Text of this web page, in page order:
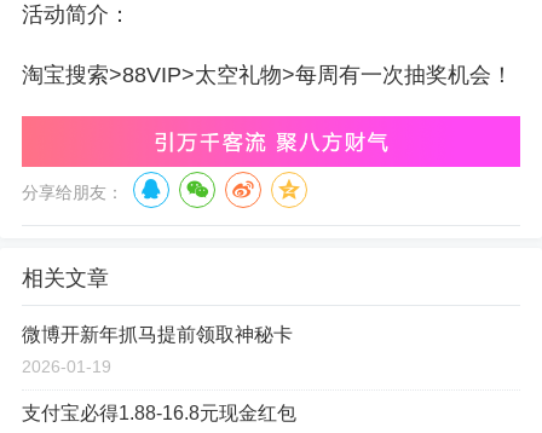
活动简介：
淘宝搜索>88VIP>太空礼物>每周有一次抽奖机会！
分享给朋友：
相关文章
微博开新年抓马提前领取神秘卡
2026-01-19
支付宝必得1.88-16.8元现金红包